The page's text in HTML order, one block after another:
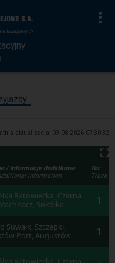
aktualizacja: 09.08.2026 07:30:32
⛶
/ Informacje dodatkowe
information
Tor
Track
Ratowiecka, Czarna
Sokółka
1
Suwałk, Szczepki,
Port, Augustów
1